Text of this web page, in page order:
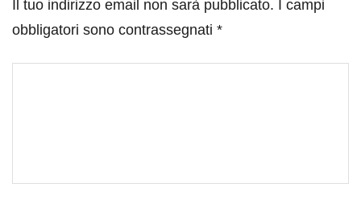
Il tuo indirizzo email non sarà pubblicato. I campi
obbligatori sono contrassegnati *